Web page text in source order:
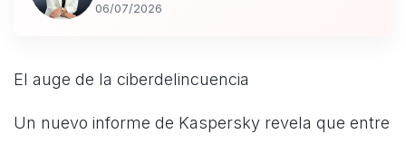
06/07/2026
El auge de la ciberdelincuencia
Un nuevo informe de Kaspersky revela que entre